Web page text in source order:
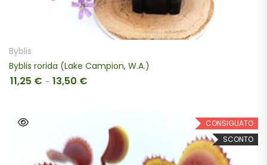
SCEGLI
Byblis
Byblis rorida (Lake Campion, W.A.)
11,25 € - 13,50 €
CONSIGLIATO
SCONTO